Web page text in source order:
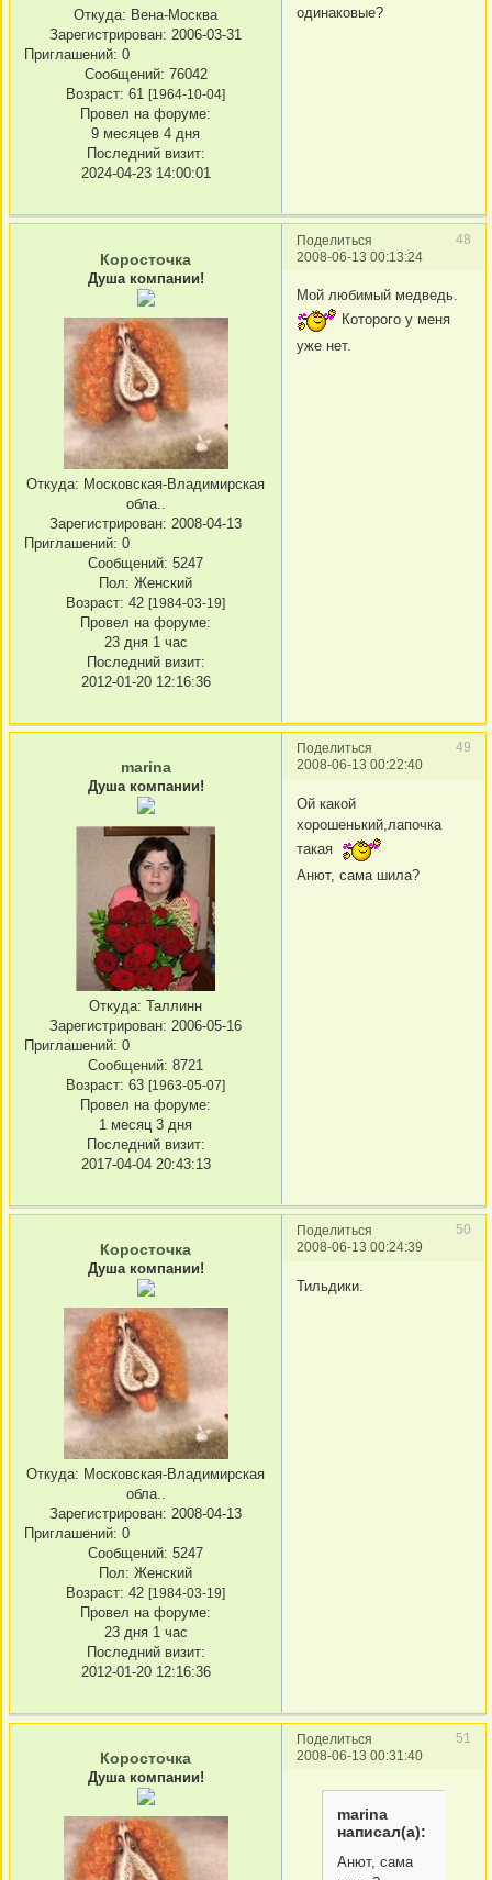
Откуда: Вена-Москва
Зарегистрирован: 2006-03-31
Приглашений: 0
Сообщений: 76042
Возраст: 61 [1964-10-04]
Провел на форуме:
9 месяцев 4 дня
Последний визит:
2024-04-23 14:00:01
одинаковые?
Поделиться
48
2008-06-13 00:13:24
Коросточка
Душа компании!
Откуда: Московская-Владимирская
обла..
Зарегистрирован: 2008-04-13
Приглашений: 0
Сообщений: 5247
Пол: Женский
Возраст: 42 [1984-03-19]
Провел на форуме:
23 дня 1 час
Последний визит:
2012-01-20 12:16:36
Мой любимый медведь.
Которого у меня
уже нет.
Поделиться
49
2008-06-13 00:22:40
marina
Душа компании!
Откуда: Таллинн
Зарегистрирован: 2006-05-16
Приглашений: 0
Сообщений: 8721
Возраст: 63 [1963-05-07]
Провел на форуме:
1 месяц 3 дня
Последний визит:
2017-04-04 20:43:13
Ой какой
хорошенький,лапочка
такая
Анют, сама шила?
Поделиться
50
2008-06-13 00:24:39
Коросточка
Душа компании!
Откуда: Московская-Владимирская
обла..
Зарегистрирован: 2008-04-13
Приглашений: 0
Сообщений: 5247
Пол: Женский
Возраст: 42 [1984-03-19]
Провел на форуме:
23 дня 1 час
Последний визит:
2012-01-20 12:16:36
Тильдики.
Поделиться
51
2008-06-13 00:31:40
Коросточка
Душа компании!
marina
написал(а):
Анют, сама